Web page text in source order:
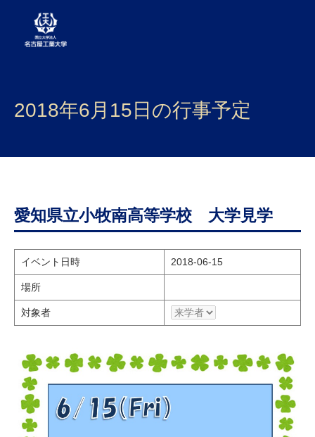
学部・大学院・センター
研究・産学官連携
国際交流
研究・教員Navi
受験生 在学生
卒業生
寄附のお願い
アクセス
資料請求
2018年6月15日の行事予定
愛知県立小牧南高等学校 大学見学
イベント日時 2018-06-15
場所
対象者